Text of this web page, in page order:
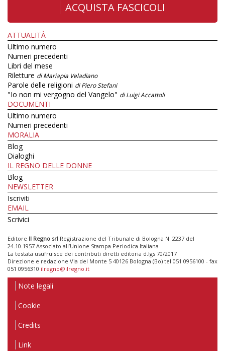
ACQUISTA FASCICOLI
ATTUALITÀ
Ultimo numero
Numeri precedenti
Libri del mese
Riletture di Mariapia Veladiano
Parole delle religioni di Piero Stefani
"Io non mi vergogno del Vangelo" di Luigi Accattoli
DOCUMENTI
Ultimo numero
Numeri precedenti
MORALIA
Blog
Dialoghi
IL REGNO DELLE DONNE
Blog
NEWSLETTER
Iscriviti
EMAIL
Scrivici
Editore Il Regno srl Registrazione del Tribunale di Bologna N. 2237 del
24.10.1957 Associato all’Unione Stampa Periodica Italiana
La testata usufruisce dei contributi diretti editoria d.lgs 70/2017
Direzione e redazione Via del Monte 5 40126 Bologna (Bo) tel 051 0956100 - fax
051 0956310 ilregno@ilregno.it
Note legali
Cookie
Credits
Link